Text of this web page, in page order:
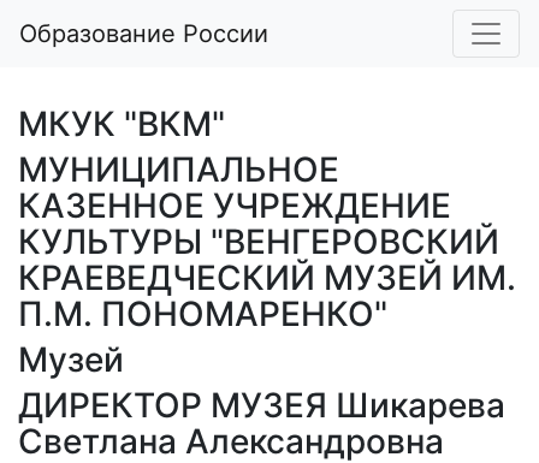
Образование России
МКУК "ВКМ"
МУНИЦИПАЛЬНОЕ
КАЗЕННОЕ УЧРЕЖДЕНИЕ
КУЛЬТУРЫ "ВЕНГЕРОВСКИЙ
КРАЕВЕДЧЕСКИЙ МУЗЕЙ ИМ.
П.М. ПОНОМАРЕНКО"
Музей
ДИРЕКТОР МУЗЕЯ Шикарева
Светлана Александровна